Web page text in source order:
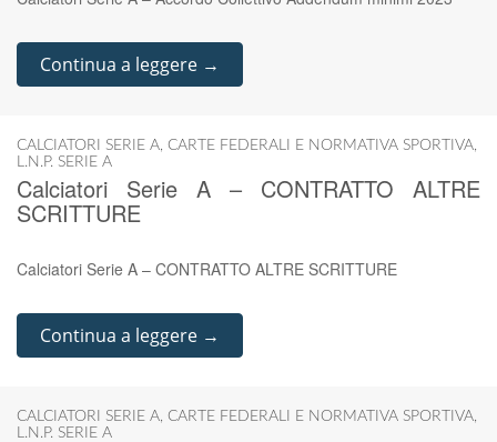
Continua a leggere →
CALCIATORI SERIE A, CARTE FEDERALI E NORMATIVA SPORTIVA,
L.N.P. SERIE A
Calciatori Serie A – CONTRATTO ALTRE
SCRITTURE
Calciatori Serie A – CONTRATTO ALTRE SCRITTURE
Continua a leggere →
CALCIATORI SERIE A, CARTE FEDERALI E NORMATIVA SPORTIVA,
L.N.P. SERIE A